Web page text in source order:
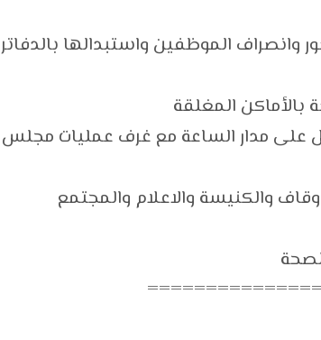
وانصراف الموظفين واستبدالها بالدفاتر
بالأماكن المغلقة
على مدار الساعة مع غرف عمليات مجلس
والكنيسة والاعلام والمجتمع